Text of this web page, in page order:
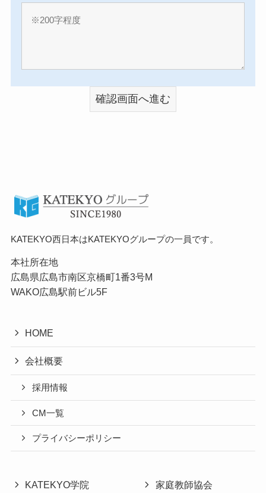
KATEKYO西日本はKATEKYOグループの一員です。
本社所在地
広島県広島市南区京橋町1番3号M
WAKO広島駅前ビル5F
HOME
会社概要
採用情報
CM一覧
プライバシーポリシー
KATEKYO学院 家庭教師協会